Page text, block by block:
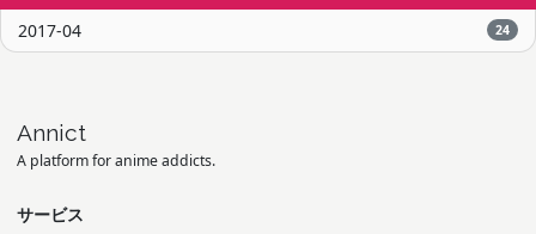
2017-04 24
Annict
A platform for anime addicts.
サービス